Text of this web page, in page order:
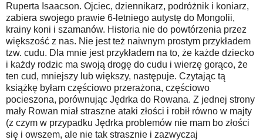
Ruperta Isaacson. Ojciec, dziennikarz, podróżnik i koniarz,
zabiera swojego prawie 6-letniego autystę do Mongolii,
krainy koni i szamanów. Historia nie do powtórzenia przez
większość z nas. Nie jest też naiwnym prostym przykładem
tzw. cudu. Dla mnie jest przykładem na to, że każde dziecko
i każdy rodzic ma swoją drogę do cudu i wierzę gorąco, że
ten cud, mniejszy lub większy, następuje. Czytając tą
książkę byłam częściowo przerażona, częściowo
pocieszona, porównując Jędrka do Rowana. Z jednej strony
mały Rowan miał straszne ataki złości i robił równo w majty
(z czym w przypadku Jędrka problemów nie mam bo złości
się i owszem, ale nie tak strasznie i zazwyczaj